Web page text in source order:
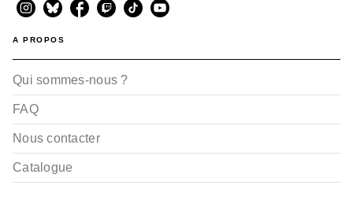
A PROPOS
Qui sommes-nous ?
FAQ
Nous contacter
Catalogue